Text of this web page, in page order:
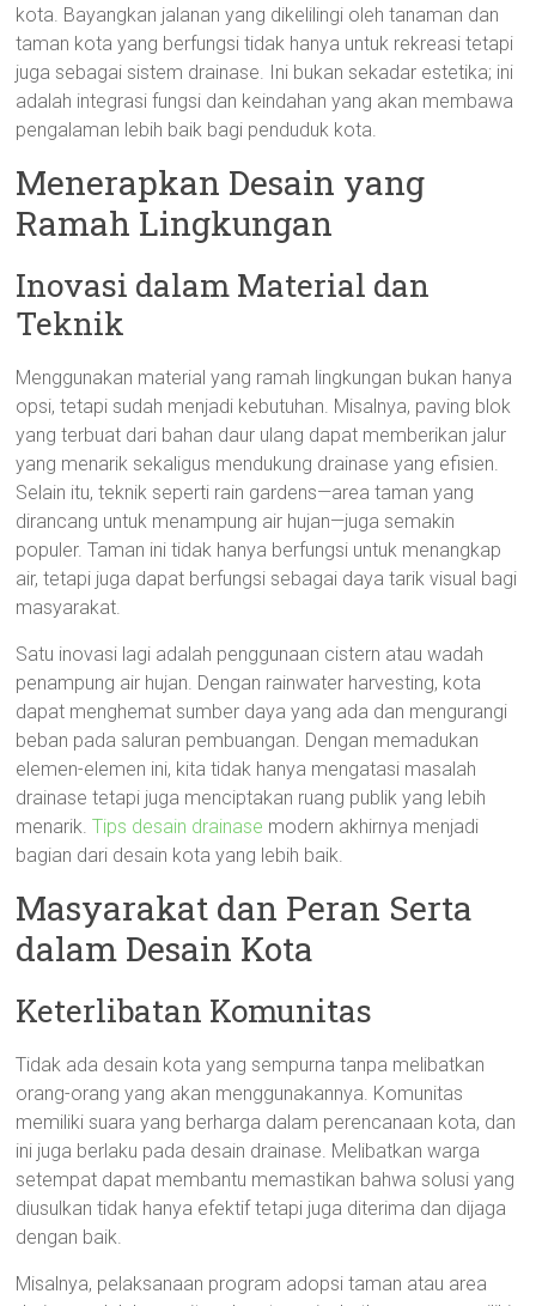
kota. Bayangkan jalanan yang dikelilingi oleh tanaman dan
taman kota yang berfungsi tidak hanya untuk rekreasi tetapi
juga sebagai sistem drainase. Ini bukan sekadar estetika; ini
adalah integrasi fungsi dan keindahan yang akan membawa
pengalaman lebih baik bagi penduduk kota.
Menerapkan Desain yang
Ramah Lingkungan
Inovasi dalam Material dan
Teknik
Menggunakan material yang ramah lingkungan bukan hanya
opsi, tetapi sudah menjadi kebutuhan. Misalnya, paving blok
yang terbuat dari bahan daur ulang dapat memberikan jalur
yang menarik sekaligus mendukung drainase yang efisien.
Selain itu, teknik seperti rain gardens—area taman yang
dirancang untuk menampung air hujan—juga semakin
populer. Taman ini tidak hanya berfungsi untuk menangkap
air, tetapi juga dapat berfungsi sebagai daya tarik visual bagi
masyarakat.
Satu inovasi lagi adalah penggunaan cistern atau wadah
penampung air hujan. Dengan rainwater harvesting, kota
dapat menghemat sumber daya yang ada dan mengurangi
beban pada saluran pembuangan. Dengan memadukan
elemen-elemen ini, kita tidak hanya mengatasi masalah
drainase tetapi juga menciptakan ruang publik yang lebih
menarik.Tips desain drainase modern akhirnya menjadi
bagian dari desain kota yang lebih baik.
Masyarakat dan Peran Serta
dalam Desain Kota
Keterlibatan Komunitas
Tidak ada desain kota yang sempurna tanpa melibatkan
orang-orang yang akan menggunakannya. Komunitas
memiliki suara yang berharga dalam perencanaan kota, dan
ini juga berlaku pada desain drainase. Melibatkan warga
setempat dapat membantu memastikan bahwa solusi yang
diusulkan tidak hanya efektif tetapi juga diterima dan dijaga
dengan baik.
Misalnya, pelaksanaan program adopsi taman atau area